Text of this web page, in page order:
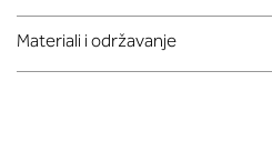
Materiali i održavanje